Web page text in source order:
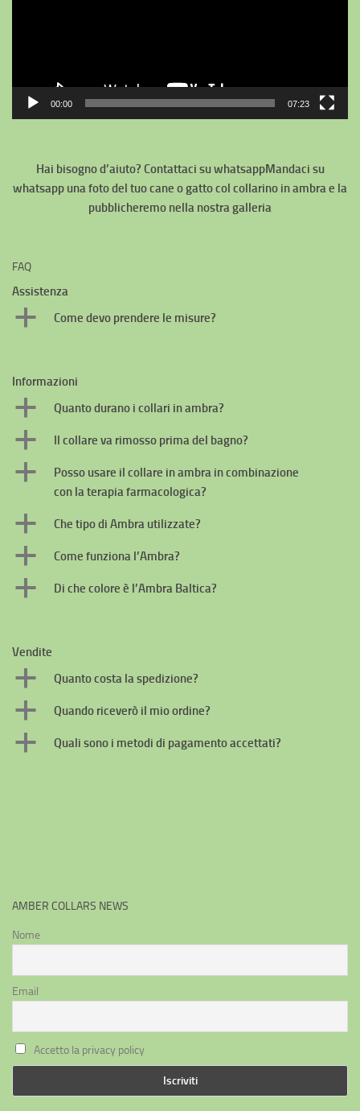
00:00 07:23
Hai bisogno d’aiuto? Contattaci su whatsappMandaci su
whatsapp una foto del tuo cane o gatto col collarino in ambra e la
pubblicheremo nella nostra galleria
FAQ
Assistenza
a Come devo prendere le misure?
Informazioni
a Quanto durano i collari in ambra?
a Il collare va rimosso prima del bagno?
a
Posso usare il collare in ambra in combinazione
con la terapia farmacologica?
a Che tipo di Ambra utilizzate?
a Come funziona l’Ambra?
a Di che colore è l’Ambra Baltica?
Vendite
a Quanto costa la spedizione?
a Quando riceverò il mio ordine?
a Quali sono i metodi di pagamento accettati?
AMBER COLLARS NEWS
Nome
Email
Accetto la privacy policy